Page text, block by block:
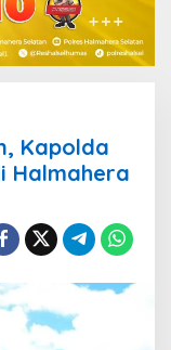
Kapolda
Halmahera